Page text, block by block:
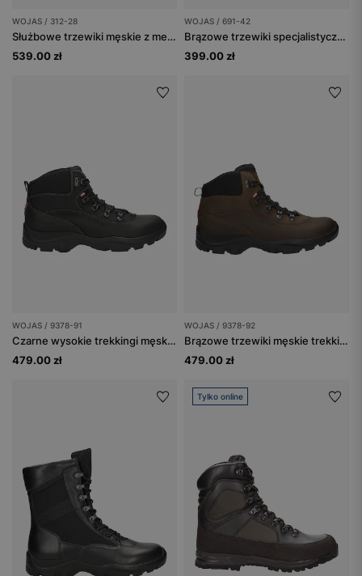
WOJAS / 312-28
Służbowe trzewiki męskie z membraną i antyprzebiciową podpodeszwą
539.00 zł
WOJAS / 691-42
Brązowe trzewiki specjalistyczne nad kostkę
399.00 zł
WOJAS / 9378-91
Czarne wysokie trekkingi męskie ze skóry Crazy Horse
479.00 zł
WOJAS / 9378-92
Brązowe trzewiki męskie trekkingowe ze skóry Crazy Horse
479.00 zł
Tylko online